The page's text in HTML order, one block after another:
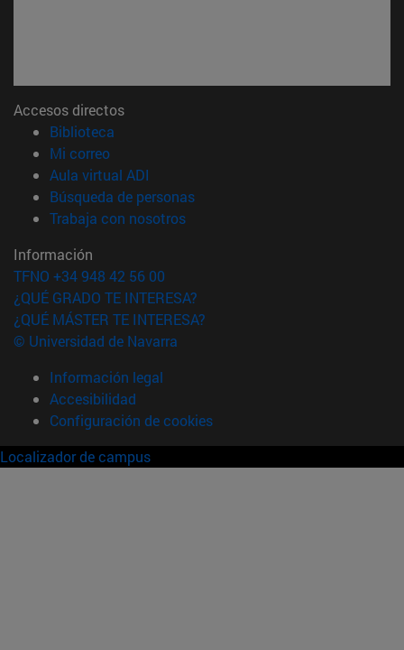
Accesos directos
Biblioteca
Mi correo(abre en nueva ventana)
Aula virtual ADI
Búsqueda de personas(abre en nueva ventana)
Trabaja con nosotros(abre en nueva ventana)
Información
TFNO +34 948 42 56 00
¿QUÉ GRADO TE INTERESA?
¿QUÉ MÁSTER TE INTERESA?
© Universidad de Navarra
Información legal
Accesibilidad
Configuración de cookies
Localizador de campus